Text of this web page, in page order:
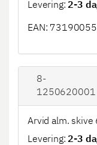
Levering: 2-3
EAN:
8-
1250620001
Arvid alm. skive
Levering: 2-3